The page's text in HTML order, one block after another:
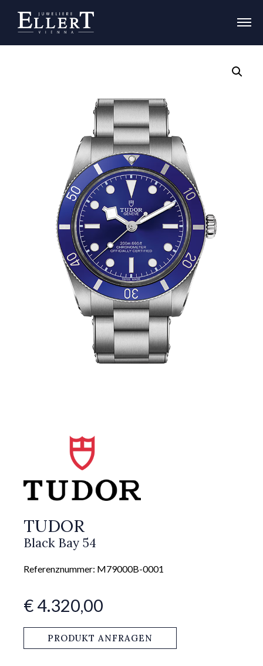
TUDOR
Black Bay 54
Referenznummer: M79000B-0001
€ 4.320,00
PRODUKT ANFRAGEN